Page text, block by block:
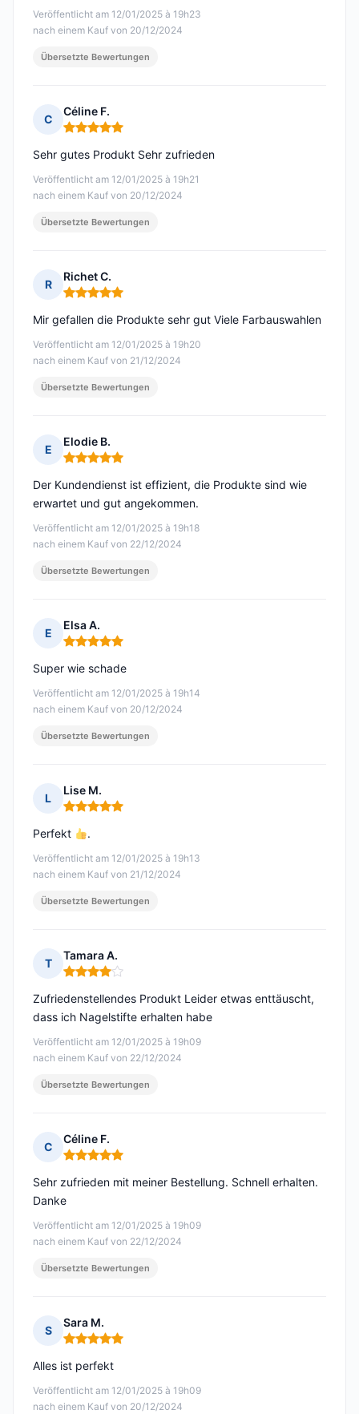
Veröffentlicht am 12/01/2025 à 19h23
nach einem Kauf von 20/12/2024
Übersetzte Bewertungen
C
Céline F.
Hinweis: 5 von 5
Veröffentlicht am 12/01/2025 à 19h21
nach einem Kauf von 20/12/2024
Sehr gutes Produkt Sehr zufrieden
Übersetzte Bewertungen
R
Richet C.
Hinweis: 5 von 5
Veröffentlicht am 12/01/2025 à 19h20
nach einem Kauf von 21/12/2024
Mir gefallen die Produkte sehr gut Viele Farbauswahlen
Übersetzte Bewertungen
E
Elodie B.
Hinweis: 5 von 5
Veröffentlicht am 12/01/2025 à 19h18
nach einem Kauf von 22/12/2024
Der Kundendienst ist effizient, die Produkte sind wie
erwartet und gut angekommen.
Übersetzte Bewertungen
E
Elsa A.
Hinweis: 5 von 5
Veröffentlicht am 12/01/2025 à 19h14
nach einem Kauf von 20/12/2024
Super wie schade
Übersetzte Bewertungen
L
Lise M.
Hinweis: 5 von 5
Veröffentlicht am 12/01/2025 à 19h13
nach einem Kauf von 21/12/2024
Perfekt .
Übersetzte Bewertungen
T
Tamara A.
Hinweis: 4 von 5
Veröffentlicht am 12/01/2025 à 19h09
nach einem Kauf von 22/12/2024
Zufriedenstellendes Produkt Leider etwas enttäuscht,
dass ich Nagelstifte erhalten habe
Übersetzte Bewertungen
C
Céline F.
Hinweis: 5 von 5
Veröffentlicht am 12/01/2025 à 19h09
nach einem Kauf von 22/12/2024
Sehr zufrieden mit meiner Bestellung. Schnell erhalten.
Danke
Übersetzte Bewertungen
S
Sara M.
Hinweis: 5 von 5
Veröffentlicht am 12/01/2025 à 19h09
nach einem Kauf von 20/12/2024
Alles ist perfekt